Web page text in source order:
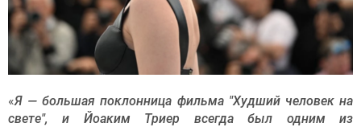
«Я — большая поклонница фильма "Худший человек на
свете", и Йоаким Триер всегда был одним из